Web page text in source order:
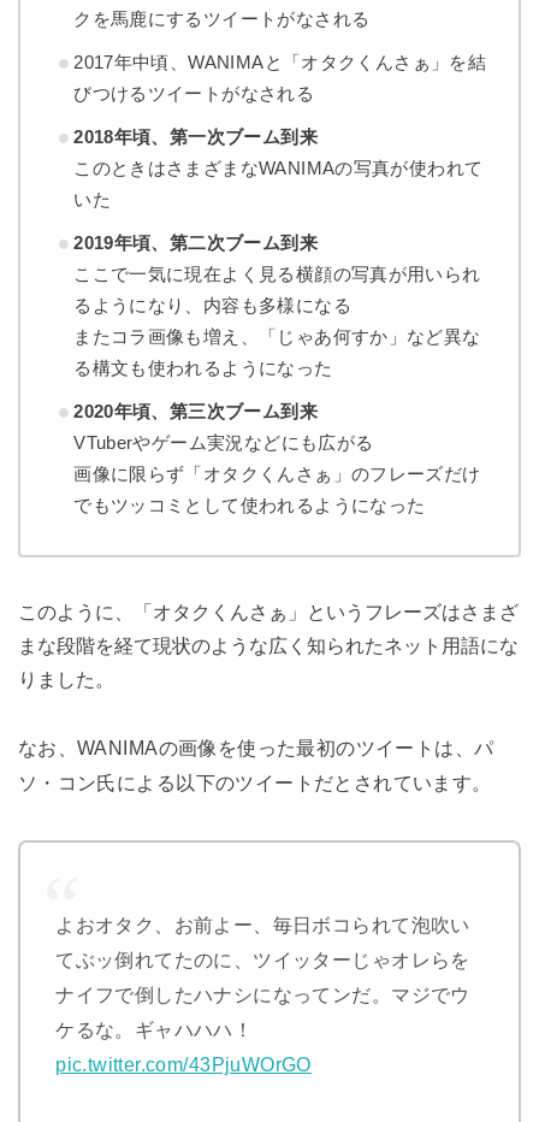
クを馬鹿にするツイートがなされる
2017年中頃、WANIMAと「オタクくんさぁ」を結
びつけるツイートがなされる
2018年頃、第一次ブーム到来
このときはさまざまなWANIMAの写真が使われて
いた
2019年頃、第二次ブーム到来
ここで一気に現在よく見る横顔の写真が用いられ
るようになり、内容も多様になる
またコラ画像も増え、「じゃあ何すか」など異な
る構文も使われるようになった
2020年頃、第三次ブーム到来
VTuberやゲーム実況などにも広がる
画像に限らず「オタクくんさぁ」のフレーズだけ
でもツッコミとして使われるようになった
このように、「オタクくんさぁ」というフレーズはさまざ
まな段階を経て現状のような広く知られたネット用語にな
りました。
なお、WANIMAの画像を使った最初のツイートは、パ
ソ・コン氏による以下のツイートだとされています。
よおオタク、お前よー、毎日ボコられて泡吹い
てぶッ倒れてたのに、ツイッターじゃオレらを
ナイフで倒したハナシになってンだ。マジでウ
ケるな。ギャハハハ！
pic.twitter.com/43PjuWOrGO